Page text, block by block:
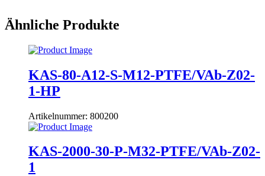
Ähnliche Produkte
KAS-80-A12-S-M12-PTFE/VAb-Z02-
1-HP
Artikelnummer: 800200
KAS-2000-30-P-M32-PTFE/VAb-Z02-
1